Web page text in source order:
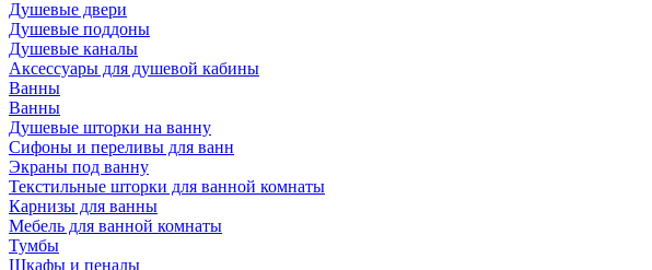
Душевые двери
Душевые поддоны
Душевые каналы
Аксессуары для душевой кабины
Ванны
Ванны
Душевые шторки на ванну
Сифоны и переливы для ванн
Экраны под ванну
Текстильные шторки для ванной комнаты
Карнизы для ванны
Мебель для ванной комнаты
Тумбы
Шкафы и пеналы